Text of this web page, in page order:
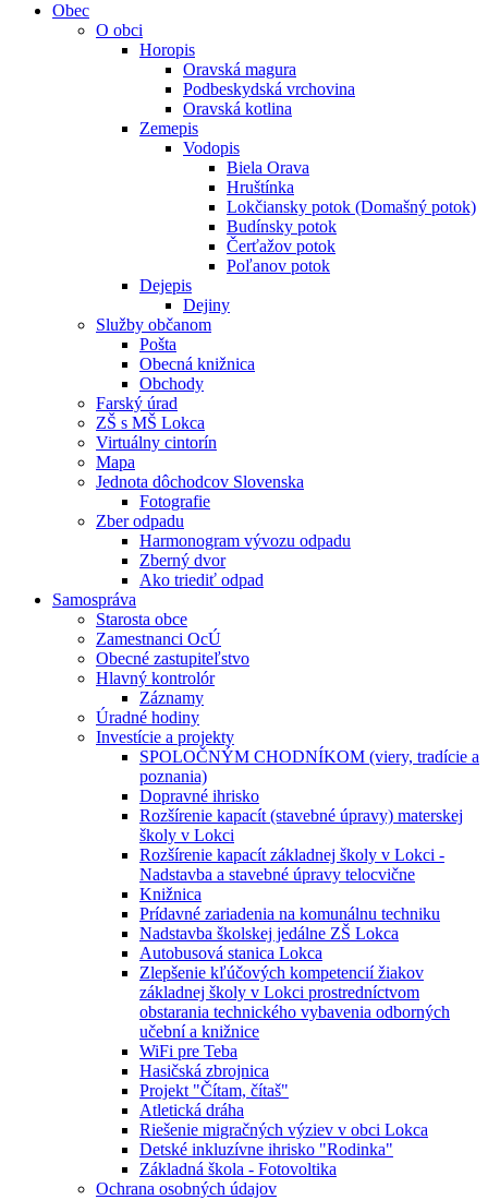
Obec
O obci
Horopis
Oravská magura
Podbeskydská vrchovina
Oravská kotlina
Zemepis
Vodopis
Biela Orava
Hruštínka
Lokčiansky potok (Domašný potok)
Budínsky potok
Čerťažov potok
Poľanov potok
Dejepis
Dejiny
Služby občanom
Pošta
Obecná knižnica
Obchody
Farský úrad
ZŠ s MŠ Lokca
Virtuálny cintorín
Mapa
Jednota dôchodcov Slovenska
Fotografie
Zber odpadu
Harmonogram vývozu odpadu
Zberný dvor
Ako triediť odpad
Samospráva
Starosta obce
Zamestnanci OcÚ
Obecné zastupiteľstvo
Hlavný kontrolór
Záznamy
Úradné hodiny
Investície a projekty
SPOLOČNÝM CHODNÍKOM (viery, tradície a
poznania)
Dopravné ihrisko
Rozšírenie kapacít (stavebné úpravy) materskej
školy v Lokci
Rozšírenie kapacít základnej školy v Lokci -
Nadstavba a stavebné úpravy telocvične
Knižnica
Prídavné zariadenia na komunálnu techniku
Nadstavba školskej jedálne ZŠ Lokca
Autobusová stanica Lokca
Zlepšenie kľúčových kompetencií žiakov
základnej školy v Lokci prostredníctvom
obstarania technického vybavenia odborných
učební a knižnice
WiFi pre Teba
Hasičská zbrojnica
Projekt "Čítam, čítaš"
Atletická dráha
Riešenie migračných výziev v obci Lokca
Detské inkluzívne ihrisko "Rodinka"
Základná škola - Fotovoltika
Ochrana osobných údajov